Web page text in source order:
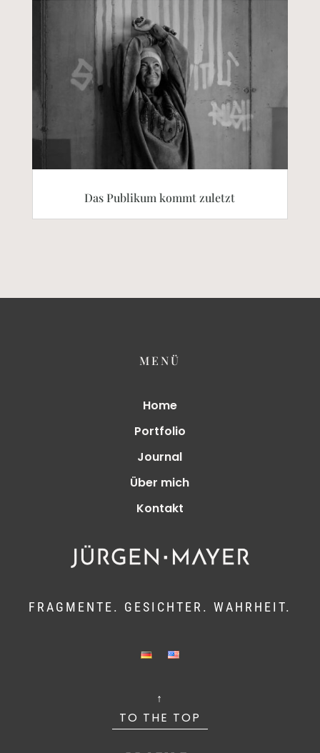
Das Publikum kommt zuletzt
MENÜ
Home
Portfolio
Journal
Über mich
Kontakt
FRAGMENTE. GESICHTER. WAHRHEIT.
↑
TO THE TOP